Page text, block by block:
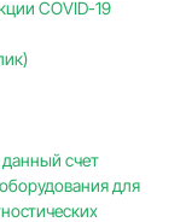
COVID-19
счет
для